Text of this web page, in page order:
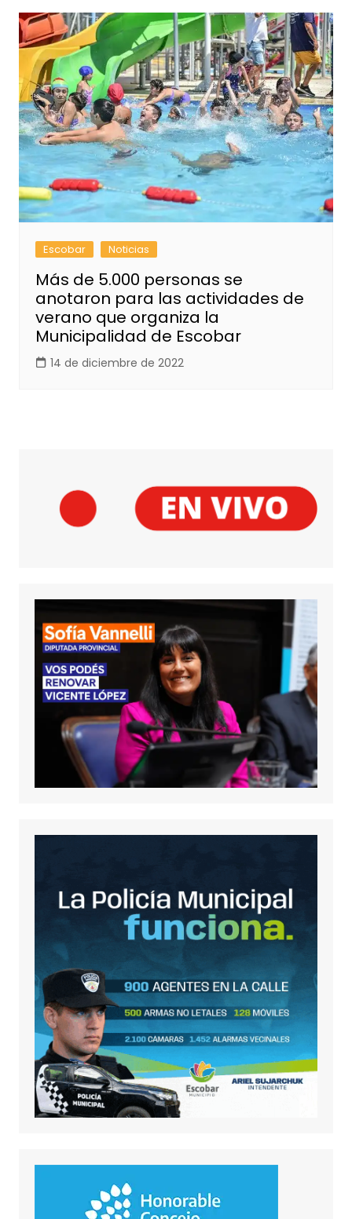
Escobar Noticias
Más de 5.000 personas se
anotaron para las actividades de
verano que organiza la
Municipalidad de Escobar
14 de diciembre de 2022